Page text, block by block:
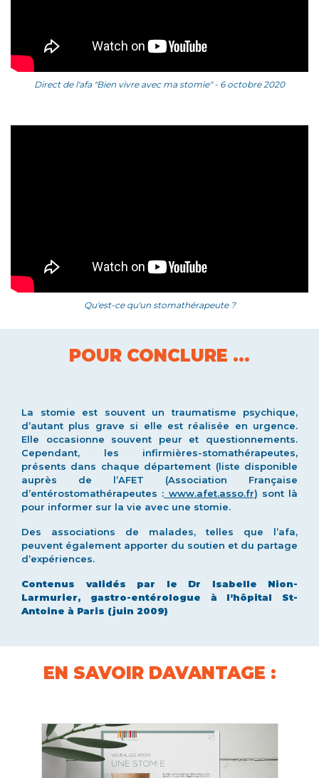
Direct de l'afa "Bien vivre avec ma stomie" - 6 octobre 2020
Qu'est-ce qu'un stomathérapeute ?
POUR CONCLURE ...
La stomie est souvent un traumatisme psychique,
d’autant plus grave si elle est réalisée en urgence.
Elle occasionne souvent peur et questionnements.
Cependant, les infirmières-stomathérapeutes,
présents dans chaque département (liste disponible
auprès de l’AFET (Association Française
d’entérostomathérapeutes : www.afet.asso.fr) sont là
pour informer sur la vie avec une stomie.
Des associations de malades, telles que l’afa,
peuvent également apporter du soutien et du partage
d’expériences.
Contenus validés par le Dr Isabelle Nion-
Larmurier, gastro-entérologue à l’hôpital St-
Antoine à Paris (juin 2009)
EN SAVOIR DAVANTAGE :